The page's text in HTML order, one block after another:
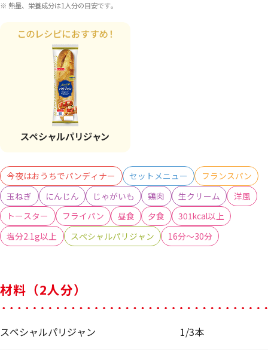
※ 熱量、栄養成分は1人分の目安です。
今夜はおうちでパンディナー セットメニュー
フランスパン
玉ねぎ
にんじん じゃがいも 鶏肉 生クリーム
洋風
トースター
フライパン 昼食 夕食
301kcal以上
塩分2.1g以上
スペシャルパリジャン 16分～30分
材料（2人分）
スペシャルパリジャン 1/3本